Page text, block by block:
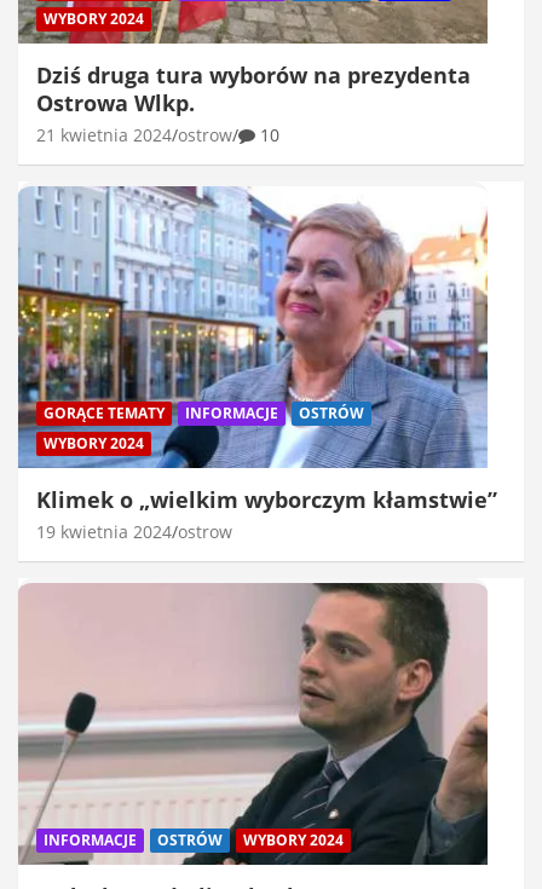
WYBORY 2024
Dziś druga tura wyborów na prezydenta
Ostrowa Wlkp.
21 kwietnia 2024 ostrow 10
GORĄCE TEMATY INFORMACJE
OSTRÓW
WYBORY 2024
Klimek o „wielkim wyborczym kłamstwie”
19 kwietnia 2024 ostrow
INFORMACJE OSTRÓW WYBORY 2024